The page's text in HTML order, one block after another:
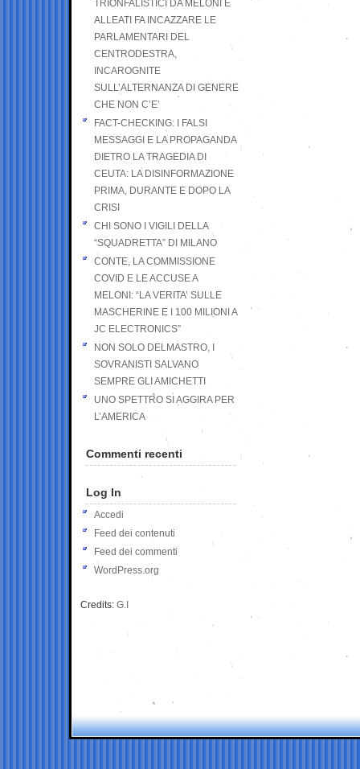
TRIONFALISTICI DA MELONI E
ALLEATI FA INCAZZARE LE
PARLAMENTARI DEL
CENTRODESTRA,
INCAROGNITE
SULL’ALTERNANZA DI GENERE
CHE NON C’E’
FACT-CHECKING: I FALSI
MESSAGGI E LA PROPAGANDA
DIETRO LA TRAGEDIA DI
CEUTA: LA DISINFORMAZIONE
PRIMA, DURANTE E DOPO LA
CRISI
CHI SONO I VIGILI DELLA
“SQUADRETTA” DI MILANO
CONTE, LA COMMISSIONE
COVID E LE ACCUSE A
MELONI: “LA VERITA’ SULLE
MASCHERINE E I 100 MILIONI A
JC ELECTRONICS”
NON SOLO DELMASTRO, I
SOVRANISTI SALVANO
SEMPRE GLI AMICHETTI
UNO SPETTRO SI AGGIRA PER
L’AMERICA
Commenti recenti
Log In
Accedi
Feed dei contenuti
Feed dei commenti
WordPress.org
Credits: G.I